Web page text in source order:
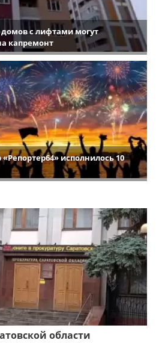
с лифтами могут
капремонт
исполнилось 10
области